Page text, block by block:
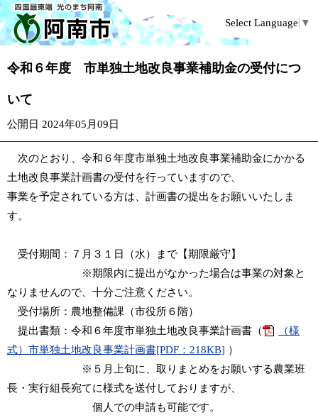
Select Language ▼
令和６年度 市単独土地改良事業補助金の受付につ
いて
公開日 2024年05月09日
次のとおり、令和６年度市単独土地改良事業補助金にかかる
土地改良事業計画書の受付を行っていますので、
事業を予定されている方は、計画書の提出をお願いいたしま
す。
受付期間：７月３１日（水）まで【期限厳守】
※期限内に提出がなかった場合は事業の対象と
なりませんので、十分ご注意ください。
受付場所：農地整備課（市役所６階）
提出書類：令和６年度市単独土地改良事業計画書（
（様
式）市単独土地改良事業計画書[PDF：218KB] ）
※５月上旬に、取りまとめをお願いする農業班
長・実行組長宛てに様式を送付しておりますが、
個人での申請も可能です。